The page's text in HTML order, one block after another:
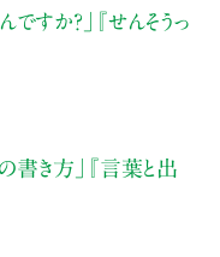
ですか？」
『せんそうっ
書き方」
『言葉と出